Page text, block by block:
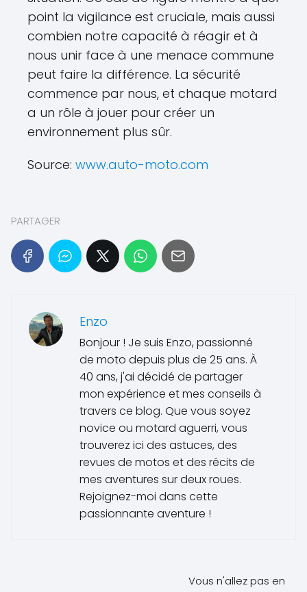
point la vigilance est cruciale, mais aussi
combien notre capacité à réagir et à
nous unir face à une menace commune
peut faire la différence. La sécurité
commence par nous, et chaque motard
a un rôle à jouer pour créer un
environnement plus sûr.
Source: www.auto-moto.com
PARTAGER
Enzo
Bonjour ! Je suis Enzo, passionné
de moto depuis plus de 25 ans. À
40 ans, j'ai décidé de partager
mon expérience et mes conseils à
travers ce blog. Que vous soyez
novice ou motard aguerri, vous
trouverez ici des astuces, des
revues de motos et des récits de
mes aventures sur deux roues.
Rejoignez-moi dans cette
passionnante aventure !
Vous n'allez pas en